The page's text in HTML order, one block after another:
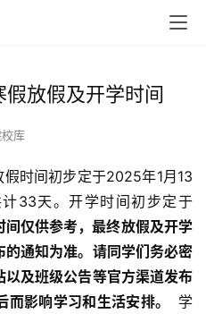
放假及开学时间
校库
33天。开学时间初步定于
间仅供参考，最终放假及开学
通知为准。请同学们务必密
及班级公告等官方渠道发布
而影响学习和生活安排。
学